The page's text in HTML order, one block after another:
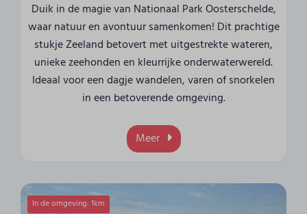
Duik in de magie van Nationaal Park Oosterschelde,
waar natuur en avontuur samenkomen! Dit prachtige
stukje Zeeland betovert met uitgestrekte wateren,
unieke zeehonden en kleurrijke onderwaterwereld.
Ideaal voor een dagje wandelen, varen of snorkelen
in een betoverende omgeving.
Meer
In de omgeving: 1km